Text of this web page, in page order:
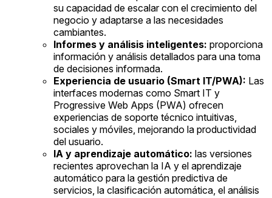
su capacidad de escalar con el crecimiento del
negocio y adaptarse a las necesidades
cambiantes.
Informes y análisis inteligentes: proporciona
información y análisis detallados para una toma
de decisiones informada.
Experiencia de usuario (Smart IT/PWA): Las
interfaces modernas como Smart IT y
Progressive Web Apps (PWA) ofrecen
experiencias de soporte técnico intuitivas,
sociales y móviles, mejorando la productividad
del usuario.
IA y aprendizaje automático: las versiones
recientes aprovechan la IA y el aprendizaje
automático para la gestión predictiva de
servicios, la clasificación automática, el análisis